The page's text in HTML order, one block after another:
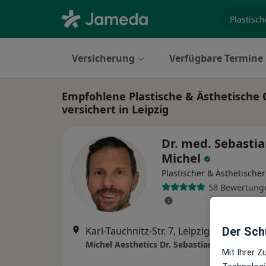
Versicherung Verfügbare Termine
Empfohlene Plastische & Ästhetische
versichert in Leipzig
Dr. med.
Michel
Plastischer &
58
Karl-Tauchnitz-Str. 7, Leipzig Zu
Der
Mit Ihrer